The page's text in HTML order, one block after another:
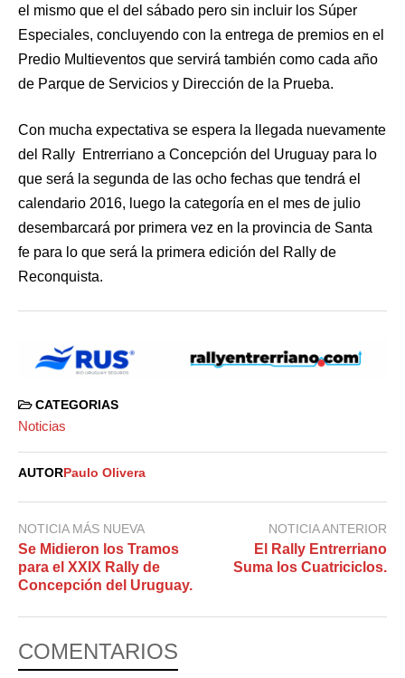
el mismo que el del sábado pero sin incluir los Súper
Especiales, concluyendo con la entrega de premios en el
Predio Multieventos que servirá también como cada año
de Parque de Servicios y Dirección de la Prueba.
Con mucha expectativa se espera la llegada nuevamente
del Rally Entrerriano a Concepción del Uruguay para lo
que será la segunda de las ocho fechas que tendrá el
calendario 2016, luego la categoría en el mes de julio
desembarcará por primera vez en la provincia de Santa
fe para lo que será la primera edición del Rally de
Reconquista.
CATEGORIAS
Noticias
AUTOR Paulo Olivera
NOTICIA MÁS NUEVA
Se Midieron los Tramos
para el XXIX Rally de
Concepción del Uruguay.
NOTICIA ANTERIOR
El Rally Entrerriano
Suma los Cuatriciclos.
COMENTARIOS